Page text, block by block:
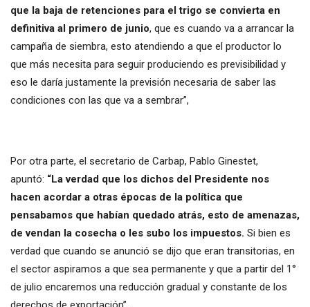
que la baja de retenciones para el trigo se convierta en
definitiva al primero de junio, que es cuando va a arrancar la
campaña de siembra, esto atendiendo a que el productor lo
que más necesita para seguir produciendo es previsibilidad y
eso le daría justamente la previsión necesaria de saber las
condiciones con las que va a sembrar”,
Por otra parte, el secretario de Carbap, Pablo Ginestet,
apuntó: “La verdad que los dichos del Presidente nos
hacen acordar a otras épocas de la política que
pensabamos que habían quedado atrás, esto de amenazas,
de vendan la cosecha o les subo los impuestos. Si bien es
verdad que cuando se anunció se dijo que eran transitorias, en
el sector aspiramos a que sea permanente y que a partir del 1°
de julio encaremos una reducción gradual y constante de los